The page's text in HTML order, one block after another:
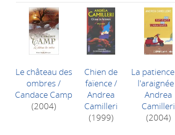
Le château des
ombres /
Candace Camp
(2004)
Chien de
faïence/
Andrea
Camilleri
(1999)
La
l'araignée
Andrea
Camilleri
(2004)